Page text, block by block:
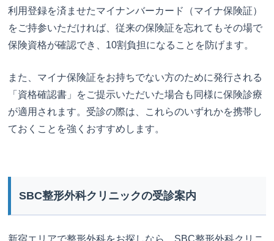
利用登録を済ませたマイナンバーカード（マイナ保険証）
をご持参いただければ、従来の保険証を忘れてもその場で
保険資格が確認でき、10割負担になることを防げます。
また、マイナ保険証をお持ちでない方のために発行される
「資格確認書」をご提示いただいた場合も同様に保険診療
が適用されます。受診の際は、これらのいずれかを携帯し
ておくことを強くおすすめします。
SBC整形外科クリニックの受診案内
新宿エリアで整形外科をお探しなら、SBC整形外科クリニ